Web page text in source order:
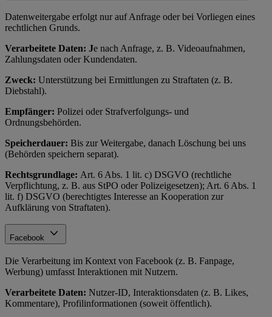
Datenweitergabe erfolgt nur auf Anfrage oder bei Vorliegen eines
rechtlichen Grunds.
Verarbeitete Daten: Je nach Anfrage, z. B. Videoaufnahmen,
Zahlungsdaten oder Kundendaten.
Zweck: Unterstützung bei Ermittlungen zu Straftaten (z. B.
Diebstahl).
Empfänger: Polizei oder Strafverfolgungs- und
Ordnungsbehörden.
Speicherdauer: Bis zur Weitergabe, danach Löschung bei uns
(Behörden speichern separat).
Rechtsgrundlage: Art. 6 Abs. 1 lit. c) DSGVO (rechtliche
Verpflichtung, z. B. aus StPO oder Polizeigesetzen); Art. 6 Abs. 1
lit. f) DSGVO (berechtigtes Interesse an Kooperation zur
Aufklärung von Straftaten).
Facebook
Die Verarbeitung im Kontext von Facebook (z. B. Fanpage,
Werbung) umfasst Interaktionen mit Nutzern.
Verarbeitete Daten: Nutzer-ID, Interaktionsdaten (z. B. Likes,
Kommentare), Profilinformationen (soweit öffentlich).